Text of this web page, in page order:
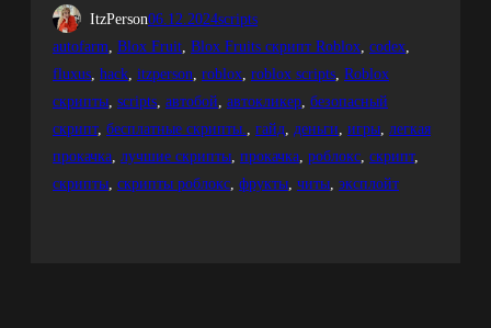
ItzPerson06.12.2024scripts
autofarm, Blox Fruit, Blox Fruits скрипт Roblox, codex
fluxus, hack, itzperson, roblox, roblox scripts, Roblox
скрипты, scripts, автобой, автокликер, безопасный
скрипт, бесплатные скрипты., гайд, деньги, игры, легкая
прокачка, лучшие скрипты, прокачка, роблокс, скрипт
скрипты, скрипты роблокс, фрукты, читы, эксплойт